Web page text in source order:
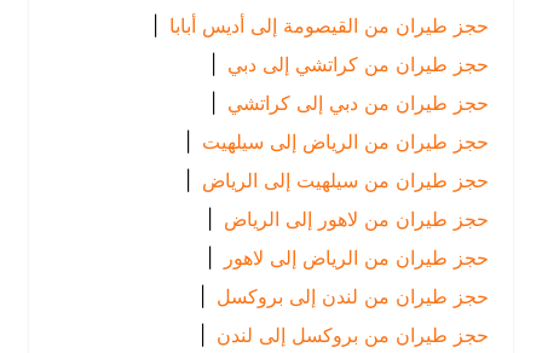
حجز طيران من القيصومة إلى أديس أبابا |
حجز طيران من كراتشي إلى دبي |
حجز طيران من دبي إلى كراتشي |
حجز طيران من الرياض إلى سيلهيت |
حجز طيران من سيلهيت إلى الرياض
|
حجز طيران من لاهور إلى الرياض
|
حجز طيران من الرياض إلى لاهور |
حجز طيران من لندن إلى بروكسل |
حجز طيران من بروكسل إلى لندن
|